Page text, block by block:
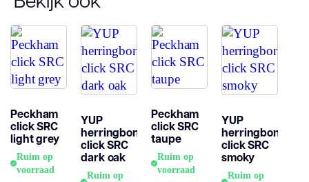
Peckham
click SRC
light grey
Ruim op
voorraad
YUP
herringbone
click SRC
dark oak
Ruim op
Peckham
click SRC
taupe
Ruim op
voorraad
YUP
herringbone
click SRC
smoky
Ruim op